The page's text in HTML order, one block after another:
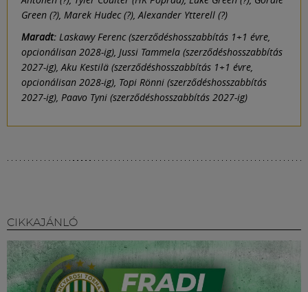
Green (?), Marek Hudec (?), Alexander Ytterell (?)
Maradt: Laskawy Ferenc (szerződéshosszabbítás 1+1 évre,
opcionálisan 2028-ig), Jussi Tammela (szerződéshosszabbítás
2027-ig), Aku Kestilä (szerződéshosszabbítás 1+1 évre,
opcionálisan 2028-ig), Topi Rönni (szerződéshosszabbítás
2027-ig), Paavo Tyni (szerződéshosszabbítás 2027-ig)
CIKKAJÁNLÓ